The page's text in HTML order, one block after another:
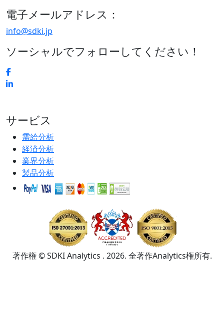
電子メールアドレス：
info@sdki.jp
ソーシャルでフォローしてください！
サービス
需給分析
経済分析
業界分析
製品分析
著作権 © SDKI Analytics . 2026. 全著作Analytics権所有.